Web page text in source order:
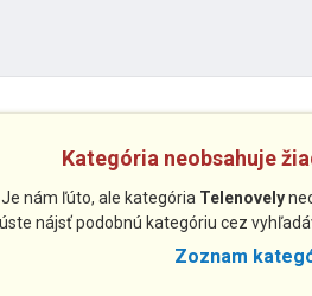
Kategória neobsahuje
Je nám ľúto, ale kategória Telenovely
nájsť podobnú kategóriu cez
Zoznam